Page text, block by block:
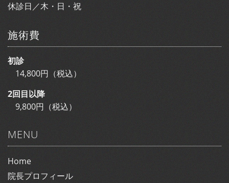
休診日／木・日・祝
施術費
初診
14,800円（税込）
2回目以降
9,800円（税込）
MENU
Home
院長プロフィール